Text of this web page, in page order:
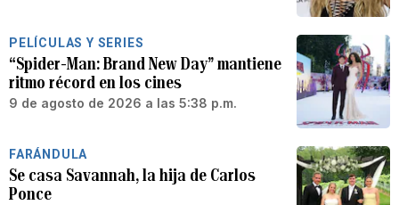
PELÍCULAS Y SERIES
“Spider-Man: Brand New Day” mantiene
ritmo récord en los cines
9 de agosto de 2026 a las 5:38 p.m.
FARÁNDULA
Se casa Savannah, la hija de Carlos
Ponce